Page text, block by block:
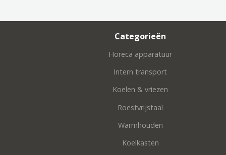
Categorieën
Horeca apparatuur
Intern transport
Koelen & vriezen
Roestvrijstaal
Warmhouden
Koelkasten